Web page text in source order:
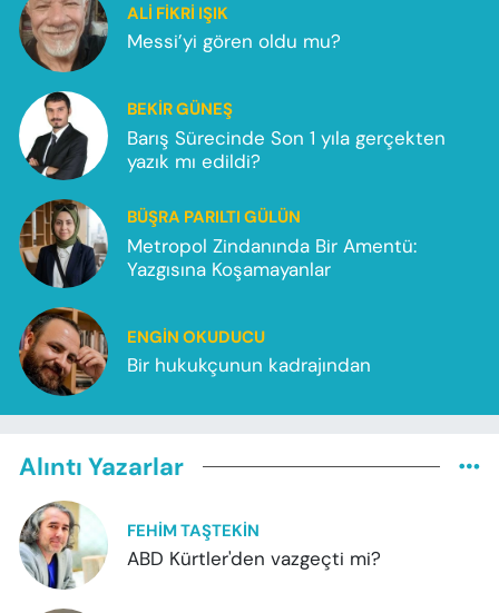
ALI FIKRI IŞIK
Messi’yi gören oldu mu?
BEKIR GÜNEŞ
Barış Sürecinde Son 1 yıla gerçekten
yazık mı edildi?
BÜŞRA PARILTI GÜLÜN
Metropol Zindanında Bir Amentü:
Yazgısına Koşamayanlar
ENGIN OKUDUCU
Bir hukukçunun kadrajından
Alıntı Yazarlar
FEHIM TAŞTEKIN
ABD Kürtler'den vazgeçti mi?